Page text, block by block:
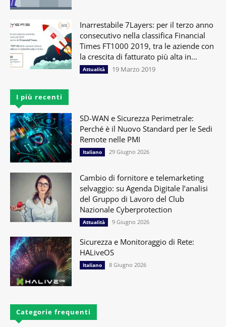
Inarrestabile 7Layers: per il terzo anno
consecutivo nella classifica Financial
Times FT1000 2019, tra le aziende con
la crescita di fatturato più alta in...
Attualità 19 Marzo 2019
I più recenti
SD-WAN e Sicurezza Perimetrale:
Perché è il Nuovo Standard per le Sedi
Remote nelle PMI
Italiano 29 Giugno 2026
Cambio di fornitore e telemarketing
selvaggio: su Agenda Digitale l’analisi
del Gruppo di Lavoro del Club
Nazionale Cyberprotection
Attualità 9 Giugno 2026
Sicurezza e Monitoraggio di Rete:
HALiveOS
Italiano 8 Giugno 2026
Categorie frequenti